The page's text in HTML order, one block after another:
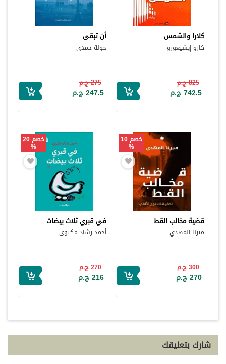
كلارا والشمس
كازو إيشيغورو
825 ج.م
742.5 ج.م
أن تبقى
خولة حمدي
275 ج.م
247.5 ج.م
خصم 10
%
قضية مخالب القط
ميرنا المهدي
300 ج.م
270 ج.م
خصم 20
%
في قبري ثلاث بيضات
أحمد رشاد مكيوى
270 ج.م
216 ج.م
شارك بتعليقك